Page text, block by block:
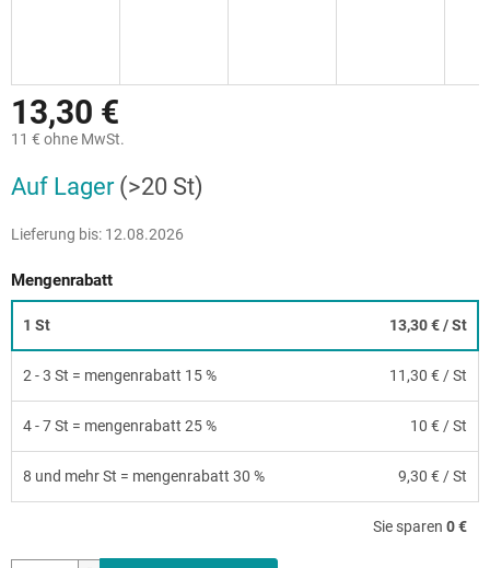
13,30 €
11 € ohne MwSt.
Auf Lager (>20 St)
Lieferung bis: 12.08.2026
Mengenrabatt
1 St 13,30 €/ St
2 - 3 St = mengenrabatt 15 % 11,30 € / St
4 - 7 St = mengenrabatt 25 % 10 € / St
8 und mehr St = mengenrabatt 30 % 9,30 € / St
Sie sparen 0 €